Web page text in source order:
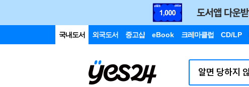
국내도서 외국도서 중고샵 eBook 크레마클럽 CD/LP